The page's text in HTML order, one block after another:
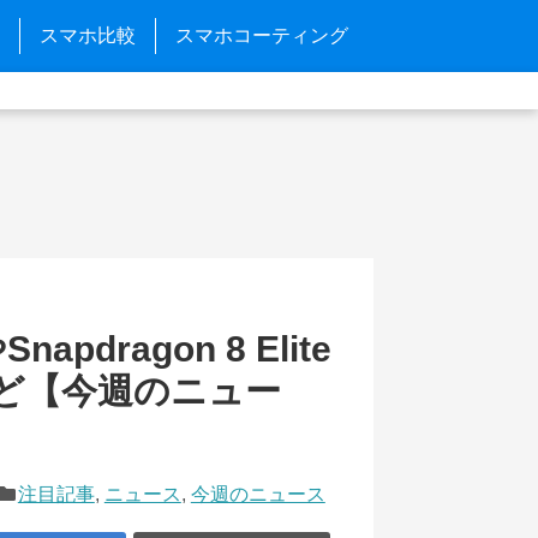
スマホ比較 スマホコーティング
8 Elite
【今週のニュー
注目記事, ニュース, 今週のニュース